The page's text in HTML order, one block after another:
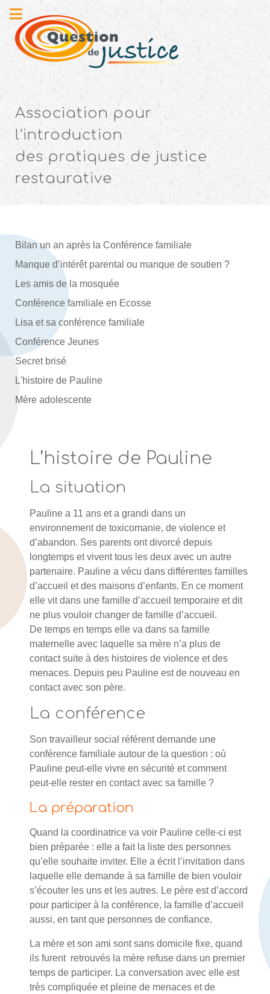
Association pour
l'introduction
des pratiques de justice
restaurative
Bilan un an après la Conférence familiale
Manque d’intérêt parental ou manque de soutien ?
Les amis de la mosquée
Conférence familiale en Ecosse
Lisa et sa conférence familiale
Conférence Jeunes
Secret brisé
L'histoire de Pauline
Mère adolescente
L’histoire de Pauline
La situation
Pauline a 11 ans et a grandi dans un
environnement de toxicomanie, de violence et
d’abandon. Ses parents ont divorcé depuis
longtemps et vivent tous les deux avec un autre
partenaire. Pauline a vécu dans différentes familles
d’accueil et des maisons d’enfants. En ce moment
elle vit dans une famille d’accueil temporaire et dit
ne plus vouloir changer de famille d’accueil.
De temps en temps elle va dans sa famille
maternelle avec laquelle sa mère n’a plus de
contact suite à des histoires de violence et des
menaces. Depuis peu Pauline est de nouveau en
contact avec son père.
La conférence
Son travailleur social référent demande une
conférence familiale autour de la question : où
Pauline peut-elle vivre en sécurité et comment
peut-elle rester en contact avec sa famille ?
La préparation
Quand la coordinatrice va voir Pauline celle-ci est
bien préparée : elle a fait la liste des personnes
qu’elle souhaite inviter. Elle a écrit l’invitation dans
laquelle elle demande à sa famille de bien vouloir
s’écouter les uns et les autres. Le père est d’accord
pour participer à la conférence, la famille d’accueil
aussi, en tant que personnes de confiance.
La mère et son ami sont sans domicile fixe, quand
ils furent retrouvés la mère refuse dans un premier
temps de participer. La conversation avec elle est
très compliquée et pleine de menaces et de